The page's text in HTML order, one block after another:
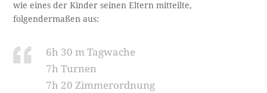
wie eines der Kinder seinen Eltern mitteilte,
folgendermaßen aus:
6h 30 m Tagwache
7h Turnen
7h 20 Zimmerordnung